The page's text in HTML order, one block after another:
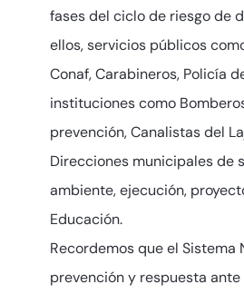
fases del ciclo de riesgo de
ellos, servicios públicos
Conaf, Carabineros, Policía
instituciones como
prevención, Canalistas del
Direcciones municipales de
ambiente, ejecución,
Educación.
Recordemos que el Sistema
prevención y respuesta ante